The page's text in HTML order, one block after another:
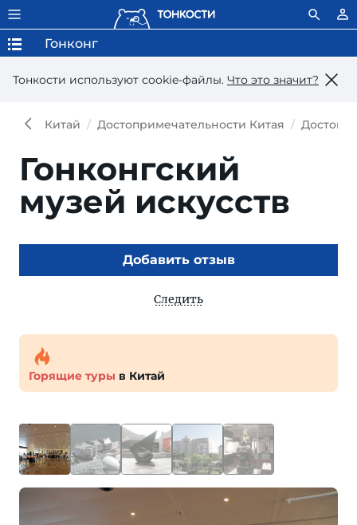
Тонкости используют сookie-файлы. Что это значит?
Гонконг
Китай Достопримечательности Китая
Гонконгский
музей искусств
Добавить отзыв
Следить
Горящие туры в Китай